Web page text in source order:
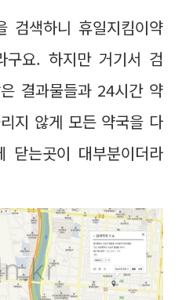
검색하니 휴일지킴이약
요. 하지만 거기서 검
결과물들과 24시간 약
지 않게 모든 약국을 다
닫는곳이 대부분이더라